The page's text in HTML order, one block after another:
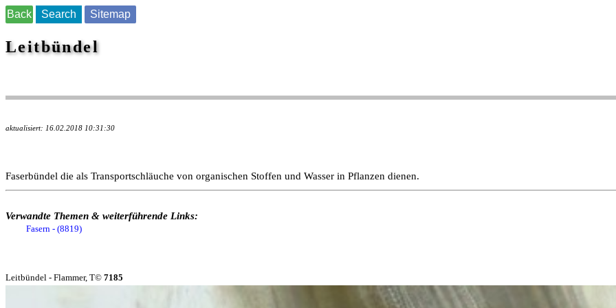
Back Search Sitemap
Leitbündel
aktualisiert: 16.02.2018 10:31:30
Faserbündel die als Transportschläuche von organischen Stoffen und Wasser in Pflanzen dienen.
Verwandte Themen & weiterführende Links:
Fasern - (8819)
Leitbündel - Flammer, T© 7185